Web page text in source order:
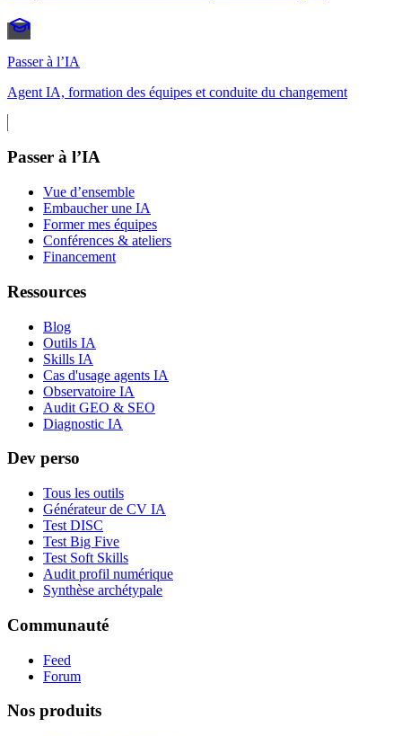
Passer à l’IA
Agent IA, formation des équipes et conduite du changement
Passer à l’IA
Vue d’ensemble
Embaucher une IA
Former mes équipes
Conférences & ateliers
Financement
Ressources
Blog
Outils IA
Skills IA
Cas d'usage agents IA
Observatoire IA
Audit GEO & SEO
Diagnostic IA
Dev perso
Tous les outils
Générateur de CV IA
Test DISC
Test Big Five
Test Soft Skills
Audit profil numérique
Synthèse archétypale
Communauté
Feed
Forum
Nos produits